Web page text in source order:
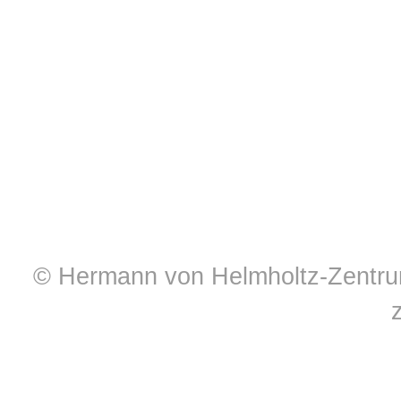
© Hermann von Helmholtz-